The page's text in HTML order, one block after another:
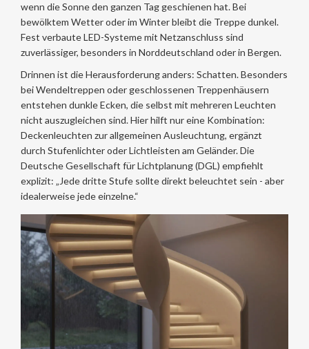
wenn die Sonne den ganzen Tag geschienen hat. Bei
bewölktem Wetter oder im Winter bleibt die Treppe dunkel.
Fest verbaute LED-Systeme mit Netzanschluss sind
zuverlässiger, besonders in Norddeutschland oder in Bergen.
Drinnen ist die Herausforderung anders: Schatten. Besonders
bei Wendeltreppen oder geschlossenen Treppenhäusern
entstehen dunkle Ecken, die selbst mit mehreren Leuchten
nicht auszugleichen sind. Hier hilft nur eine Kombination:
Deckenleuchten zur allgemeinen Ausleuchtung, ergänzt
durch Stufenlichter oder Lichtleisten am Geländer. Die
Deutsche Gesellschaft für Lichtplanung (DGL) empfiehlt
explizit: „Jede dritte Stufe sollte direkt beleuchtet sein - aber
idealerweise jede einzelne.“